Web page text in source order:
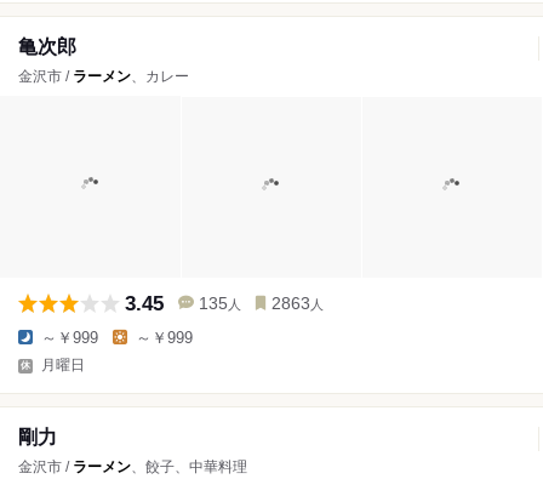
亀次郎
金沢市 / ラーメン、カレー
3.45 135 人 2863 人
～￥999 ～￥999
月曜日
剛力
金沢市 / ラーメン、餃子、中華料理